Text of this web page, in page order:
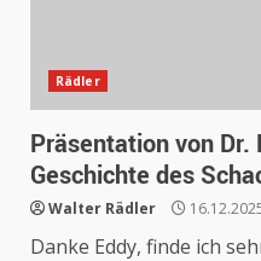
Rädler
Präsentation von Dr.
Geschichte des
Walter Rädler
Danke Eddy, finde ich